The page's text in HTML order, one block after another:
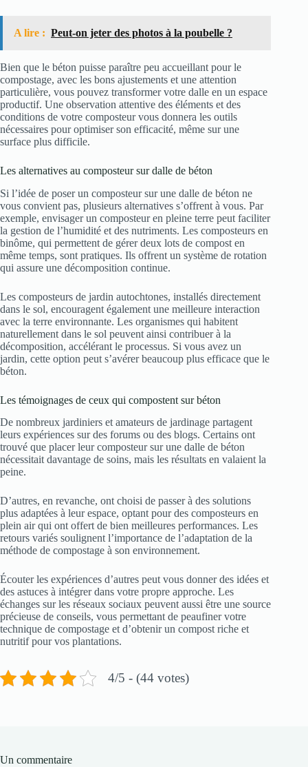
A lire : Peut-on jeter des photos à la poubelle ?
Bien que le béton puisse paraître peu accueillant pour le
compostage, avec les bons ajustements et une attention
particulière, vous pouvez transformer votre dalle en un espace
productif. Une observation attentive des éléments et des
conditions de votre composteur vous donnera les outils
nécessaires pour optimiser son efficacité, même sur une
surface plus difficile.
Les alternatives au composteur sur dalle de béton
Si l’idée de poser un composteur sur une dalle de béton ne
vous convient pas, plusieurs alternatives s’offrent à vous. Par
exemple, envisager un composteur en pleine terre peut faciliter
la gestion de l’humidité et des nutriments. Les composteurs en
binôme, qui permettent de gérer deux lots de compost en
même temps, sont pratiques. Ils offrent un système de rotation
qui assure une décomposition continue.
Les composteurs de jardin autochtones, installés directement
dans le sol, encouragent également une meilleure interaction
avec la terre environnante. Les organismes qui habitent
naturellement dans le sol peuvent ainsi contribuer à la
décomposition, accélérant le processus. Si vous avez un
jardin, cette option peut s’avérer beaucoup plus efficace que le
béton.
Les témoignages de ceux qui compostent sur béton
De nombreux jardiniers et amateurs de jardinage partagent
leurs expériences sur des forums ou des blogs. Certains ont
trouvé que placer leur composteur sur une dalle de béton
nécessitait davantage de soins, mais les résultats en valaient la
peine.
D’autres, en revanche, ont choisi de passer à des solutions
plus adaptées à leur espace, optant pour des composteurs en
plein air qui ont offert de bien meilleures performances. Les
retours variés soulignent l’importance de l’adaptation de la
méthode de compostage à son environnement.
Écouter les expériences d’autres peut vous donner des idées et
des astuces à intégrer dans votre propre approche. Les
échanges sur les réseaux sociaux peuvent aussi être une source
précieuse de conseils, vous permettant de peaufiner votre
technique de compostage et d’obtenir un compost riche et
nutritif pour vos plantations.
4/5 - (44 votes)
Un commentaire